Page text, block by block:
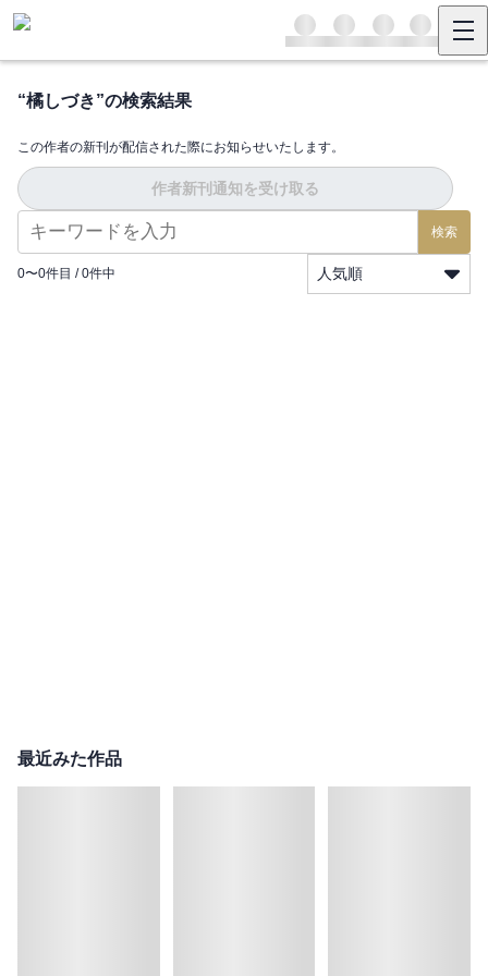
“橘しづき”の検索結果
この作者の新刊が配信された際にお知らせいたします。
作者新刊通知を受け取る
検索
0〜0件目 / 0件中 人気順
最近みた作品